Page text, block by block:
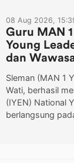
08 Aug 2026,
Guru MAN
Young
dan
Sleman (MAN 1
Wati, berhasil
(IYEN) National
berlangsung